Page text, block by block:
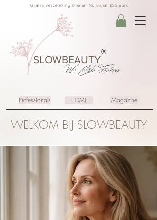
Gratis verzending binnen NL vanaf €35 euro
SLOWBEAUTY
We CreateFeeling
®
Professionals HOME Magazine
WELKOM BIJ SLOWBEAUTY